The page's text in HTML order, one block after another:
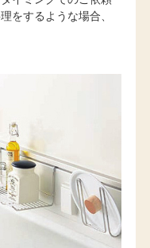
をするような場合、